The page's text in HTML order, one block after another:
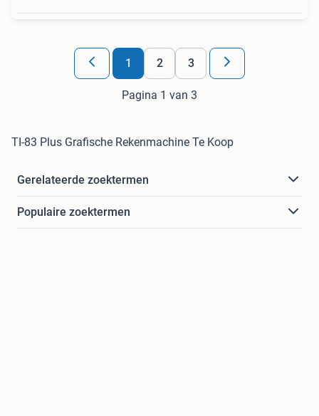
1 2 3
Pagina 1 van 3
TI-83 Plus Grafische Rekenmachine Te Koop
Gerelateerde zoektermen
Populaire zoektermen